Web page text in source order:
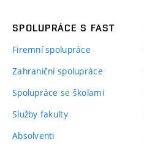
SPOLUPRÁCE S FAST
Firemní spolupráce
Zahraniční spolupráce
Spolupráce se školami
Služby fakulty
Absolventi